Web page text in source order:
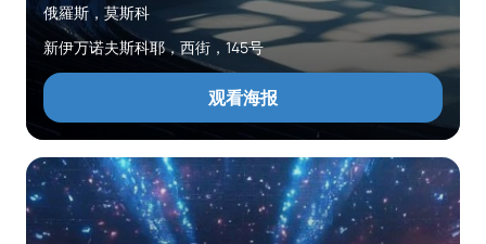
俄羅斯，莫斯科
新伊万诺夫斯科耶，西街，145号
观看海报